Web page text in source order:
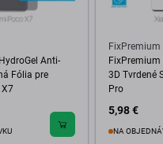
Anti-
Fólia pre
FixPremium
FixPremium
3D Tvrdené
Pro
5,98 €
NA